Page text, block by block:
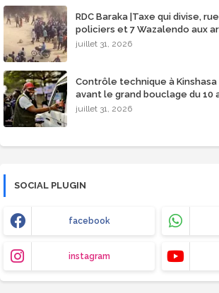
RDC Baraka |Taxe qui divise,
policiers et 7 Wazalendo aux
juillet 31, 2026
Contrôle technique à Kinshasa
avant le grand bouclage du 10
juillet 31, 2026
SOCIAL PLUGIN
facebook
instagram